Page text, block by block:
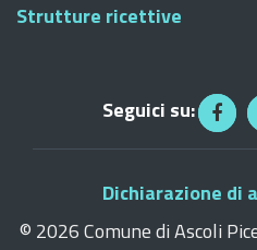
Strutture ricettive
Seguici su:
Dichiarazione di
© 2026 Comune di Ascoli